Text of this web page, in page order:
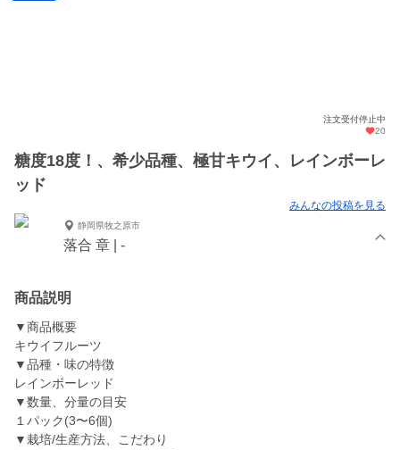
注文受付停止中
20
糖度18度！、希少品種、極甘キウイ、レインボーレ
ッド
みんなの投稿を見る
静岡県牧之原市
落合 章 | -
商品説明
▼商品概要
キウイフルーツ
▼品種・味の特徴
レインボーレッド
▼数量、分量の目安
１パック(3〜6個)
▼栽培/生産方法、こだわり